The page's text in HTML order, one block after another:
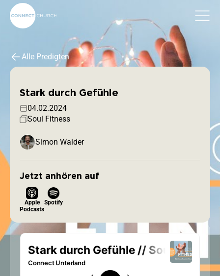
Alle Predigten
Stark durch Gefühle
04.02.2024
Soul Fitness
Simon Walder
Jetzt anhören auf
Apple
Podcasts
Spotify